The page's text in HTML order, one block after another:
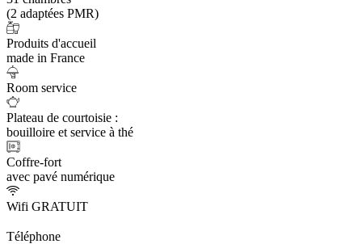
(2 adaptées PMR)
Produits d'accueil
made in France
Room service
Plateau de courtoisie :
bouilloire et service à thé
Coffre-fort
avec pavé numérique
Wifi GRATUIT
Téléphone